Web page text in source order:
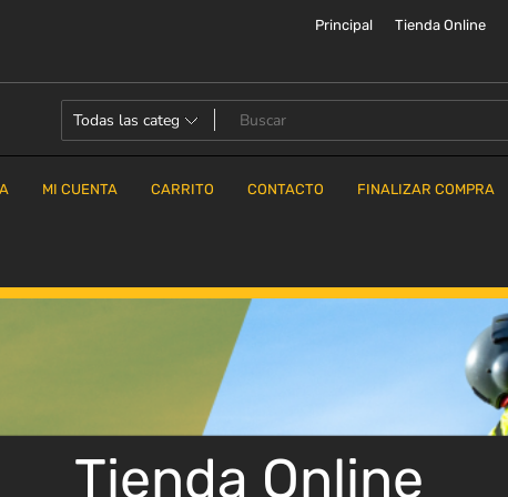
Principal Tienda Online
MI CUENTA CARRITO CONTACTO FINALIZAR COMPRA
Tienda Online